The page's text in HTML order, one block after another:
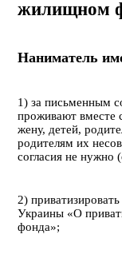
жилищном
Наниматель
1) за письменным
проживают вместе
жену, детей,
родителям их
согласия не
2)
Украины «О
фонда»;